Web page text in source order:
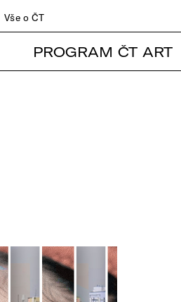
Vše o ČT
PROGRAM ČT ART